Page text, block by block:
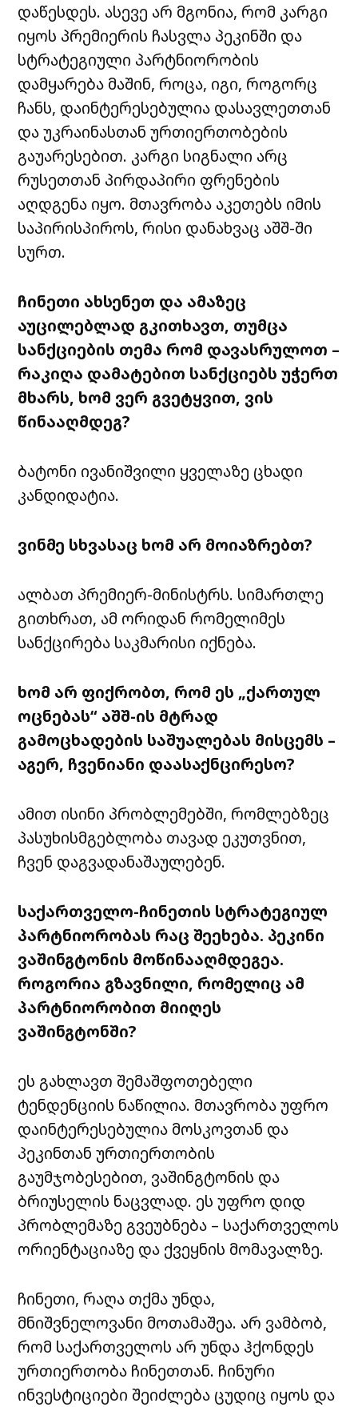
დაწესდეს. ასევე არ მგონია, რომ კარგი
იყოს პრემიერის ჩასვლა პეკინში და
სტრატეგიული პარტნიორობის
დამყარება მაშინ, როცა, იგი, როგორც
ჩანს, დაინტერესებულია დასავლეთთან
და უკრაინასთან ურთიერთობების
გაუარესებით. კარგი სიგნალი არც
რუსეთთან პირდაპირი ფრენების
აღდგენა იყო. მთავრობა აკეთებს იმის
საპირისპიროს, რისი დანახვაც აშშ-ში
სურთ.
ჩინეთი ახსენეთ და ამაზეც
აუცილებლად გკითხავთ, თუმცა
სანქციების თემა რომ დავასრულოთ –
რაკიღა დამატებით სანქციებს უჭერთ
მხარს, ხომ ვერ გვეტყვით, ვის
წინააღმდეგ?
ბატონი ივანიშვილი ყველაზე ცხადი
კანდიდატია.
ვინმე სხვასაც ხომ არ მოიაზრებთ?
ალბათ პრემიერ-მინისტრს. სიმართლე
გითხრათ, ამ ორიდან რომელიმეს
სანქცირება საკმარისი იქნება.
ხომ არ ფიქრობთ, რომ ეს „ქართულ
ოცნებას“ აშშ-ის მტრად
გამოცხადების საშუალებას მისცემს –
აგერ, ჩვენიანი დაასაქნცირესო?
ამით ისინი პრობლემებში, რომლებზეც
პასუხისმგებლობა თავად ეკუთვნით,
ჩვენ დაგვადანაშაულებენ.
საქართველო-ჩინეთის სტრატეგიულ
პარტნიორობას რაც შეეხება. პეკინი
ვაშინგტონის მოწინააღმდეგეა.
როგორია გზავნილი, რომელიც ამ
პარტნიორობით მიიღეს
ვაშინგტონში?
ეს გახლავთ შემაშფოთებელი
ტენდენციის ნაწილია. მთავრობა უფრო
დაინტერესებულია მოსკოვთან და
პეკინთან ურთიერთობის
გაუმჯობესებით, ვაშინგტონის და
ბრიუსელის ნაცვლად. ეს უფრო დიდ
პრობლემაზე გვეუბნება – საქართველოს
ორიენტაციაზე და ქვეყნის მომავალზე.
ჩინეთი, რაღა თქმა უნდა,
მნიშვნელოვანი მოთამაშეა. არ ვამბობ,
რომ საქართველოს არ უნდა ჰქონდეს
ურთიერთობა ჩინეთთან. ჩინური
ინვესტიციები შეიძლება ცუდიც იყოს და